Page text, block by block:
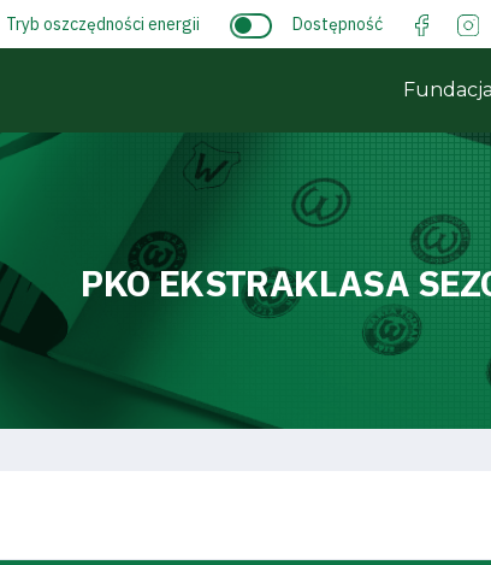
Tryb oszczędności energii Dostępność
Fundacja
PKO EKSTRAKLASA